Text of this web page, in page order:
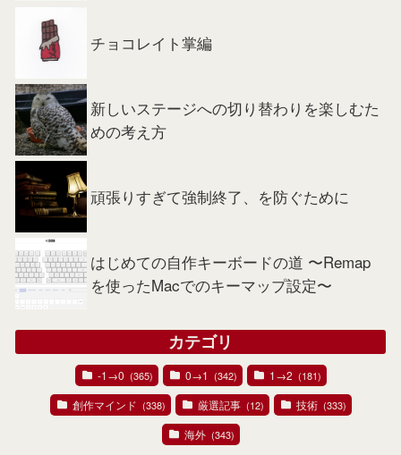
チョコレイト掌編
新しいステージへの切り替わりを楽しむた
めの考え方
頑張りすぎて強制終了、を防ぐために
はじめての自作キーボードの道 〜Remap
を使ったMacでのキーマップ設定〜
カテゴリ
-1→0 (365) 0→1 (342) 1→2 (181)
創作マインド (338) 厳選記事 (12) 技術 (333)
海外 (343)